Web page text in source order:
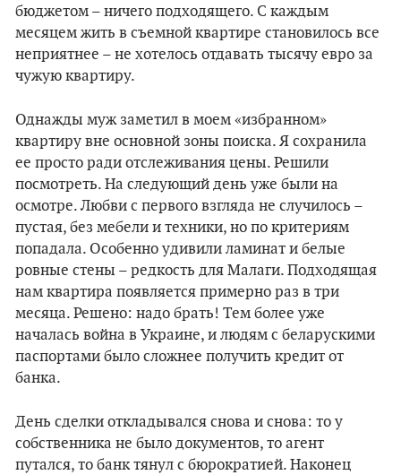
бюджетом – ничего подходящего. С каждым
месяцем жить в съемной квартире становилось все
неприятнее – не хотелось отдавать тысячу евро за
чужую квартиру.
Однажды муж заметил в моем «избранном»
квартиру вне основной зоны поиска. Я сохранила
ее просто ради отслеживания цены. Решили
посмотреть. На следующий день уже были на
осмотре. Любви с первого взгляда не случилось –
пустая, без мебели и техники, но по критериям
попадала. Особенно удивили ламинат и белые
ровные стены – редкость для Малаги. Подходящая
нам квартира появляется примерно раз в три
месяца. Решено: надо брать! Тем более уже
началась война в Украине, и людям с беларускими
паспортами было сложнее получить кредит от
банка.
День сделки откладывался снова и снова: то у
собственника не было документов, то агент
путался, то банк тянул с бюрократией. Наконец